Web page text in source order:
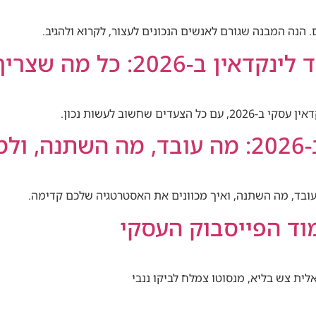
המבנה שגורם לאנשים הנכונים לעצור, לקרוא ולהגיב.
כל מה שצריך לדעת
שחשוב לעשות נכון.
צש בליא, מנסוטו צמלח לביקו ננבי